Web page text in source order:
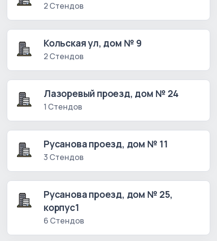
2 Стендов
Кольская ул, дом № 9
2 Стендов
Лазоревый проезд, дом № 24
1 Стендов
Русанова проезд, дом № 11
3 Стендов
Русанова проезд, дом № 25,
корпус1
6 Стендов